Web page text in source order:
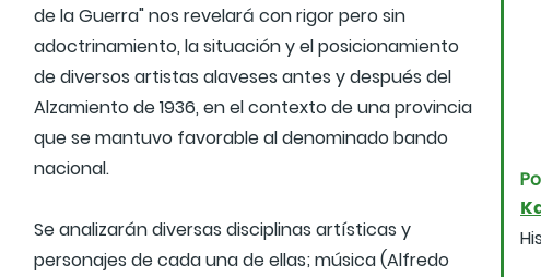
de la Guerra" nos revelará con rigor pero sin
adoctrinamiento, la situación y el posicionamiento
de diversos artistas alaveses antes y después del
Alzamiento de 1936, en el contexto de una provincia
que se mantuvo favorable al denominado bando
nacional.
Se analizarán diversas disciplinas artísticas y
personajes de cada una de ellas; música (Alfredo